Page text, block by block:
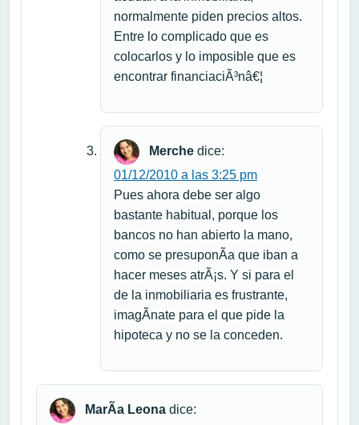
normalmente piden precios altos.
Entre lo complicado que es
colocarlos y lo imposible que es
encontrar financiaciÃ³nâ€¦
Merche dice:
01/12/2010 a las 3:25 pm
Pues ahora debe ser algo
bastante habitual, porque los
bancos no han abierto la mano,
como se presuponÃ­a que iban a
hacer meses atrÃ¡s. Y si para el
de la inmobiliaria es frustrante,
imagÃ­nate para el que pide la
hipoteca y no se la conceden.
MarÃ­a Leona dice: